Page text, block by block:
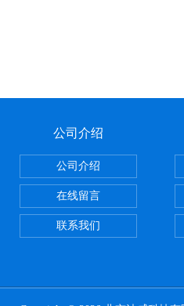
公司介绍
公司介绍
在线留言
联系我们